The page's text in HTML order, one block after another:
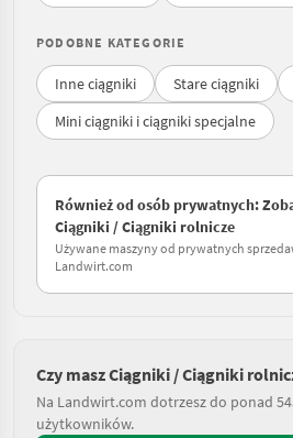
PODOBNE KATEGORIE
Inne ciągniki Stare ciągniki
Mini ciągniki i ciągniki specjalne
Również od osób prywatnych:
Ciągniki / Ciągniki rolnicze
Używane maszyny od prywatnych
Landwirt.com
Czy masz Ciągniki / Ciągniki
Na Landwirt.com dotrzesz do ponad
użytkowników.